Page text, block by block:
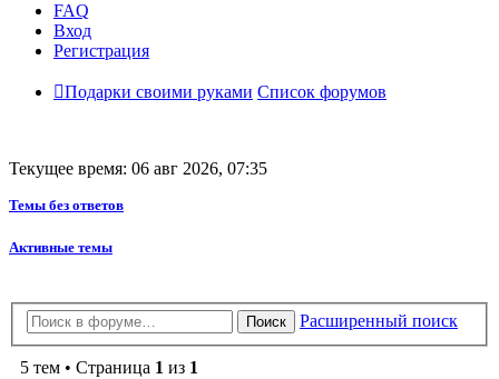
FAQ
Вход
Регистрация
Подарки своими руками Список форумов
Текущее время: 06 авг 2026, 07:35
Темы без ответов
Активные темы
Поиск Расширенный поиск
5 тем • Страница 1 из 1